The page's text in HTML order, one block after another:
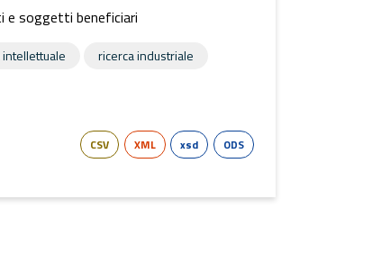
e soggetti beneficiari
ricerca industriale
CSV XML xsd ODS